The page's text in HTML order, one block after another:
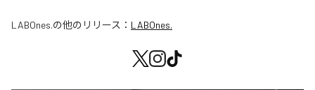
LABOnes.の他のリリース： LABOnes.